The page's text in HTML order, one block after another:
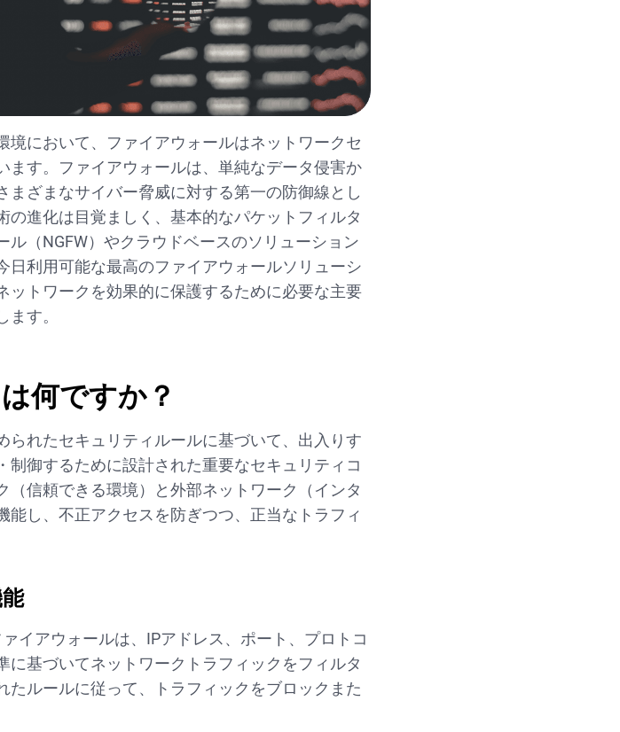
境において、ファイアウォールはネットワークセ
ます。ファイアウォールは、単純なデータ侵害か
まざまなサイバー脅威に対する第一の防御線とし
の進化は目覚ましく、基本的なパケットフィルタ
（NGFW）やクラウドベースのソリューション
日利用可能な最高のファイアウォールソリューシ
ットワークを効果的に保護するために必要な主要
す。
何ですか？
られたセキュリティルールに基づいて、出入りす
制御するために設計された重要なセキュリティコ
（信頼できる環境）と外部ネットワーク（インタ
能し、不正アクセスを防ぎつつ、正当なトラフィ
ァイアウォールは、IPアドレス、ポート、プロトコ
に基づいてネットワークトラフィックをフィルタ
たルールに従って、トラフィックをブロックまた